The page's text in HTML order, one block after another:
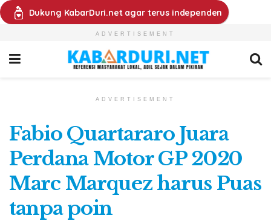
Dukung KabarDuri.net agar terus independen
ADVERTISEMENT
ADVERTISEMENT
Fabio Quartararo Juara
Perdana Motor GP 2020
Marc Marquez harus Puas
tanpa poin